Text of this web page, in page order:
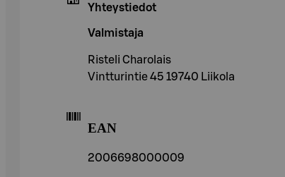
Yhteystiedot
Valmistaja
Risteli Charolais
Vintturintie 45 19740 Liikola
EAN
2006698000009